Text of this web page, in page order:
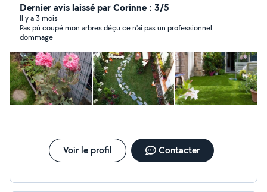
Dernier avis laissé par Corinne : 3/5
Il y a 3 mois
Pas pû coupé mon arbres déçu ce n'ai pas un professionnel
dommage
Voir le profil Contacter